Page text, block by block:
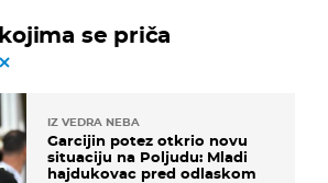
se priča
IZ VEDRA NEBA
Garcijin potez otkrio novu
situaciju na Poljudu: Mladi
hajdukovac pred odlaskom